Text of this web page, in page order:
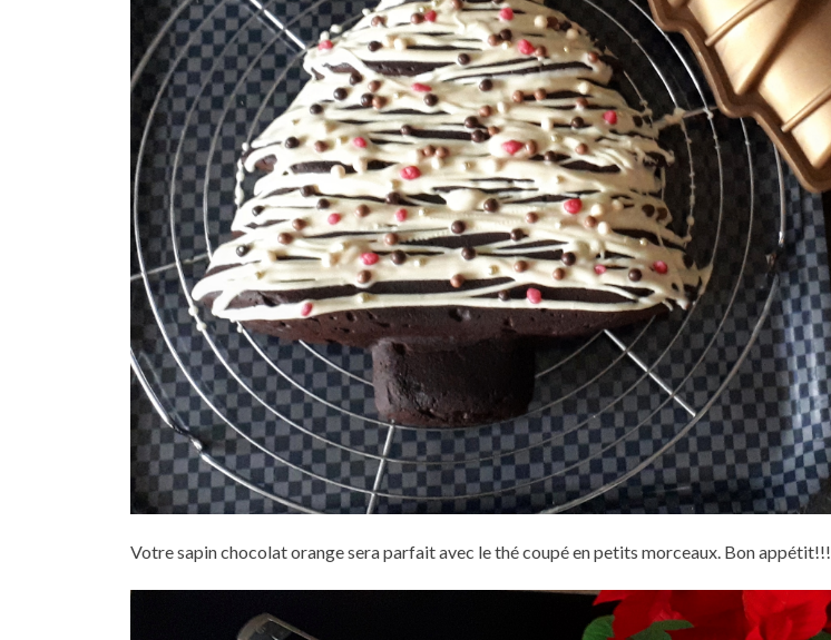
Votre sapin chocolat orange sera parfait avec le thé coupé en petits morceaux. Bon appétit!!!